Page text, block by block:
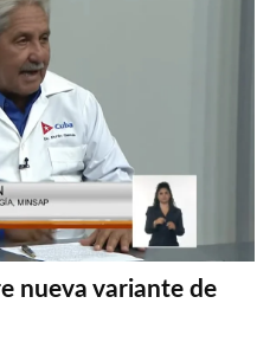
nueva variante de